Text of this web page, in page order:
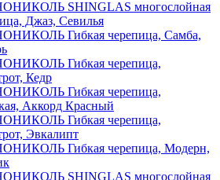
SHINGLAS многослойная
Джаз, Севилья
Гибкая черепица, Самба,
Гибкая черепица,
Кедр
Гибкая черепица,
Аккорд Красный
Гибкая черепица,
Эвкалипт
Гибкая черепица, Модерн,
SHINGLAS многослойная